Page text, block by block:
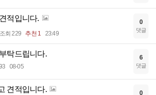
적입니다.
조회 229 추천 1 23:49
0
댓글
탁드립니다.
08-05
6
댓글
견적입니다. 0